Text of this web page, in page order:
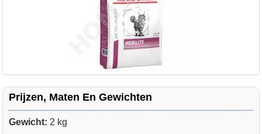
Prijzen, Maten En Gewichten
Gewicht: 2 kg